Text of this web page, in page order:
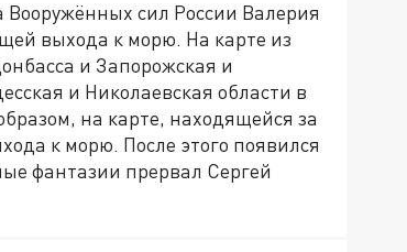
сил России Валерия
выхода к морю. На карте из
и Запорожская и
и Николаевская области в
на карте, находящейся за
к морю. После этого появился
фантазии прервал Сергей